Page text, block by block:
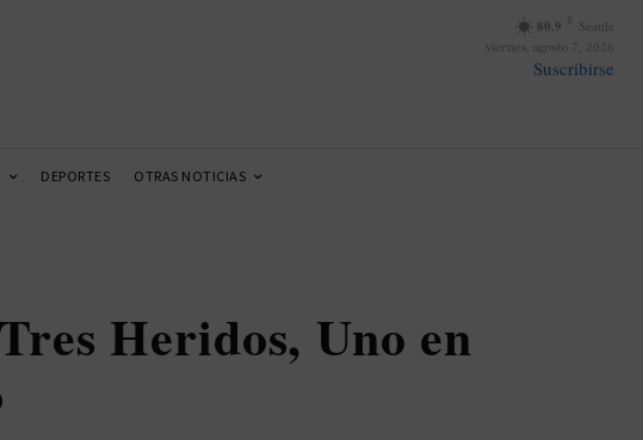
80.9 F
Seattle
viernes, agosto 7, 2026
Suscribirse
DEPORTES OTRAS NOTICIAS
Heridos, Uno en